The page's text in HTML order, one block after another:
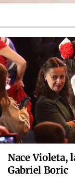
Nace Violeta,
Gabriel Boric